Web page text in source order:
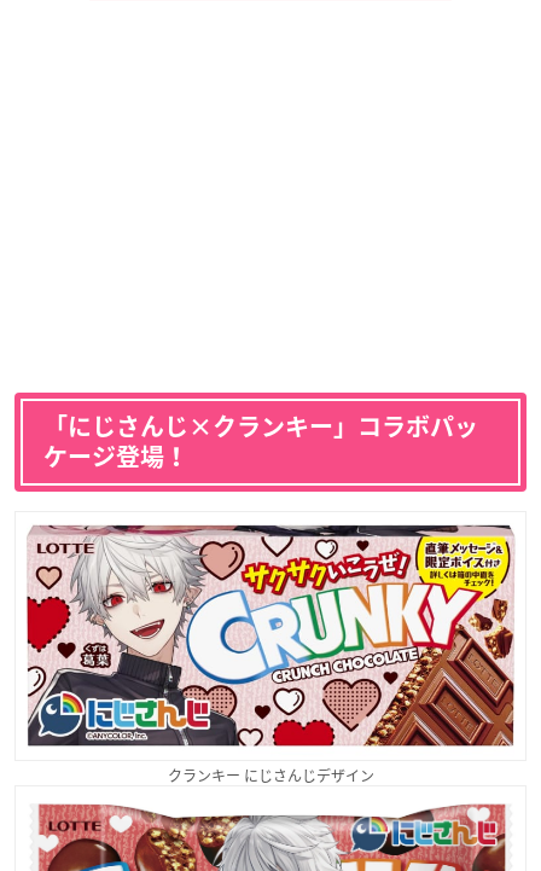
「にじさんじ×クランキー」コラボパッ
ケージ登場！
クランキー にじさんじデザイン